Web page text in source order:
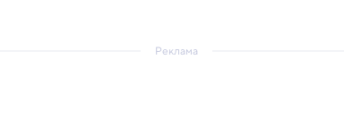
Реклама